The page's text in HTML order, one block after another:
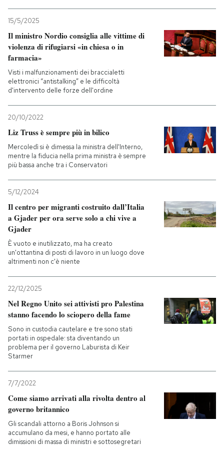
15/5/2025
Il ministro Nordio consiglia alle vittime di
violenza di rifugiarsi «in chiesa o in
farmacia»
Visti i malfunzionamenti dei braccialetti
elettronici “antistalking” e le difficoltà
d'intervento delle forze dell'ordine
20/10/2022
Liz Truss è sempre più in bilico
Mercoledì si è dimessa la ministra dell'Interno,
mentre la fiducia nella prima ministra è sempre
più bassa anche tra i Conservatori
5/12/2024
Il centro per migranti costruito dall’Italia
a Gjader per ora serve solo a chi vive a
Gjader
È vuoto e inutilizzato, ma ha creato
un'ottantina di posti di lavoro in un luogo dove
altrimenti non c'è niente
22/12/2025
Nel Regno Unito sei attivisti pro Palestina
stanno facendo lo sciopero della fame
Sono in custodia cautelare e tre sono stati
portati in ospedale: sta diventando un
problema per il governo Laburista di Keir
Starmer
7/7/2022
Come siamo arrivati alla rivolta dentro al
governo britannico
Gli scandali attorno a Boris Johnson si
accumulano da mesi, e hanno portato alle
dimissioni di massa di ministri e sottosegretari